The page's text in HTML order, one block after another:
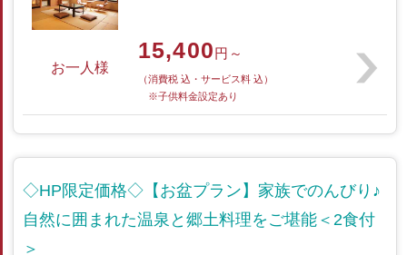
お一人様
15,400円～
（消費税 込・サービス料 込）
※子供料金設定あり
◇HP限定価格◇【お盆プラン】家族でのんびり♪
自然に囲まれた温泉と郷土料理をご堪能＜2食付
＞